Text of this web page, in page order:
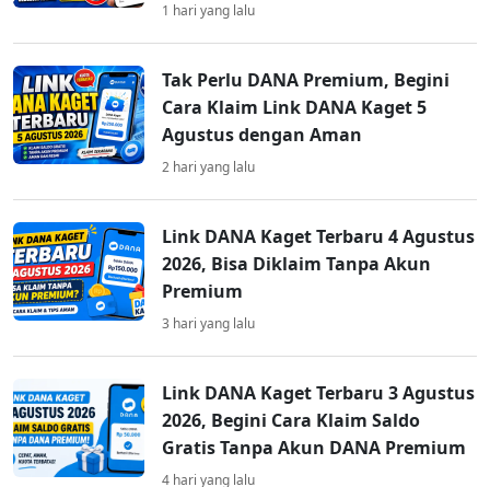
1 hari yang lalu
Tak Perlu DANA Premium, Begini
Cara Klaim Link DANA Kaget 5
Agustus dengan Aman
2 hari yang lalu
Link DANA Kaget Terbaru 4 Agustus
2026, Bisa Diklaim Tanpa Akun
Premium
3 hari yang lalu
Link DANA Kaget Terbaru 3 Agustus
2026, Begini Cara Klaim Saldo
Gratis Tanpa Akun DANA Premium
4 hari yang lalu